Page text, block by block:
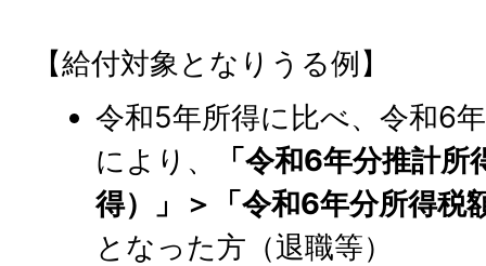
【給付対象となりうる例】
令和5年所得に比べ、令和6
により、
「令和6年分推計
得）」＞「令和6年分所得税
となった方（退職等）